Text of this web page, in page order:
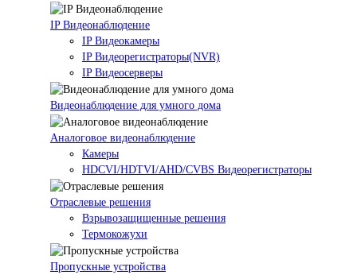
IP Видеонаблюдение
IP Видеокамеры
IP Видеорегистраторы(NVR)
IP Видеосерверы
Видеонаблюдение для умного дома
Аналоговое видеонаблюдение
Камеры
HDCVI/HDTVI/AHD/CVBS Видеорегистраторы
Отраслевые решения
Взрывозащищенные решения
Термокожухи
Пропускные устройства